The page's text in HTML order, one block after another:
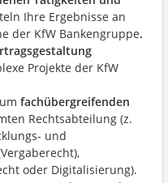
Ihre Ergebnisse an
der KfW Bankengruppe.
Projekte der KfW
fachübergreifenden
Rechtsabteilung (z.
und
oder Digitalisierung).